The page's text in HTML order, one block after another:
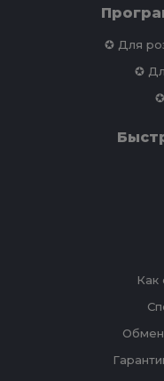
✪ Для
✪
Как
Обмен